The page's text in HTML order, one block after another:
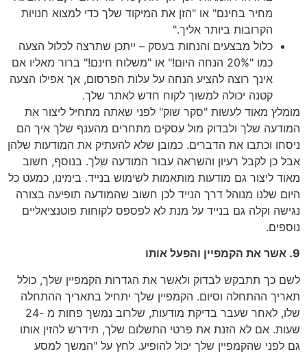
מחיר בחינם" או "הזן את המיקוד שלך כדי למצוא חנויות
הקרובות ביותר אליך."
כלול מבצעים והנחות בעסק – ייתכן שתרצה לכלול הצעה
כמו "20% הנחה היום!" או "משלוח חינם!" ברור מאליו אם
אינך רוצה להציע הנחה על עלות הפרסום, אך אפילו הצעה
קטנה יכולה למשוך לקוח חדש לאתר שלך.
מומלץ מאוד לעשות "סקר שוק" לפני שאתה מתחיל ליצור את
המודעה שלך ולבדוק מול עסקים מתחרים מהענף שלך איך הם
ניסחו וכתבו את הדברים. כמובן שלא להעתיק את המודעות שלהן
אבל כן לקבל רעיון והשראה עבור המודעה שלך. בנוסף, חשוב
מאוד ליצור גם מודעות מותאמות לשימוש בנייד. בימינו, כמעט כל
היום שלנו מנוהל דרך הנייד לכן חשוב שהמודעה תופיעה בצורה
נגישה וקלה גם בנייד על מנת לא לפספס לקוחות פוטנציאליים
נוספים.
9. אשר את הקמפיין והפעל אותו
לשם כך תתבקש לבדוק ולאשר את הגדרות הקמפיין שלך, כולל
תאריך ההתחלה וסיום. הקמפיין שלך יתחיל בתאריך ההתחלה
שלו, לאחר שעבר בדיקת מודעות, שלרוב נמשך פחות מ -24
שעות. אם לא הזנת את פרטי התשלום שלך, תידרש להזין אותו
גם לפני שהקמפיין שלך יכול להופיע. לחץ על "המשך למסע